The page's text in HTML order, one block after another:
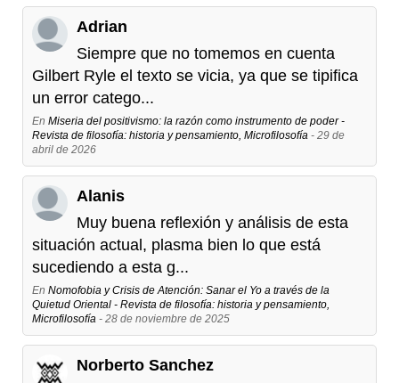
Adrian
Siempre que no tomemos en cuenta
Gilbert Ryle el texto se vicia, ya que se tipifica
un error catego...
En Miseria del positivismo: la razón como instrumento de poder -
Revista de filosofía: historia y pensamiento, Microfilosofía - 29 de
abril de 2026
Alanis
Muy buena reflexión y análisis de esta
situación actual, plasma bien lo que está
sucediendo a esta g...
En Nomofobia y Crisis de Atención: Sanar el Yo a través de la
Quietud Oriental - Revista de filosofía: historia y pensamiento,
Microfilosofía - 28 de noviembre de 2025
Norberto Sanchez